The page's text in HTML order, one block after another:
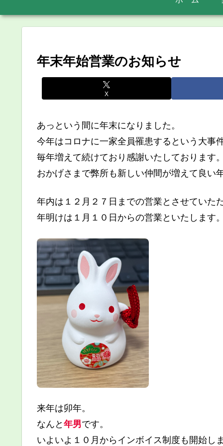
年末年始営業のお知らせ
X
あっという間に年末になりました。
今年はコロナに一家全員罹患するという大事
毎年増えて続けており感謝いたしております
おかげさまで弊所も新しい仲間が増えて良い
年内は１２月２７日までの営業とさせていた
年明けは１月１０日からの営業といたします
来年は卯年。
なんと 年男です。
いよいよ１０月からインボイス制度も開始し